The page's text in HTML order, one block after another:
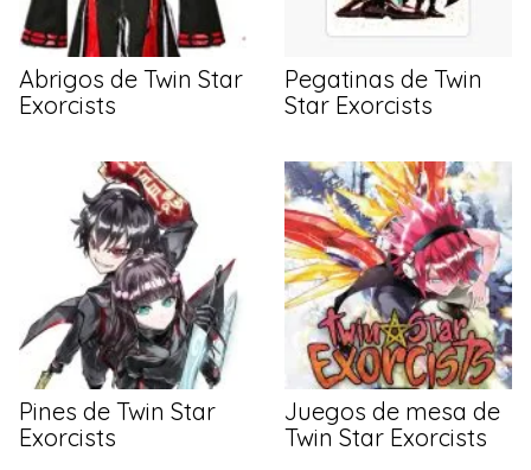
Abrigos de Twin Star
Exorcists
Pegatinas de Twin
Star Exorcists
Pines de Twin Star
Exorcists
Juegos de mesa de
Twin Star Exorcists